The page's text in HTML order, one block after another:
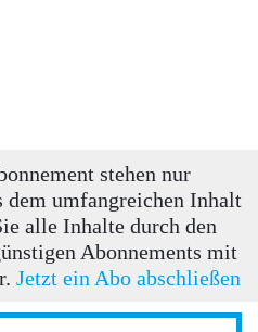
stehen nur
dem umfangreichen Inhalt
alle Inhalte durch den
Abonnements mit
Jetzt ein Abo abschließen